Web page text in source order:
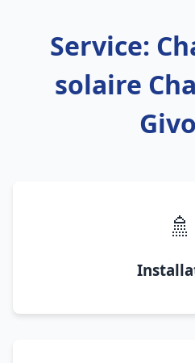
Service:
solaire
🚿